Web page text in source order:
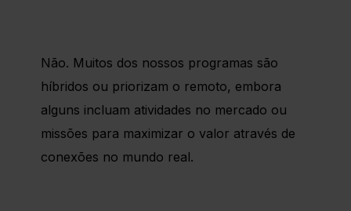
Não. Muitos dos nossos programas são
híbridos ou priorizam o remoto, embora
alguns incluam atividades no mercado ou
missões para maximizar o valor através de
conexões no mundo real.